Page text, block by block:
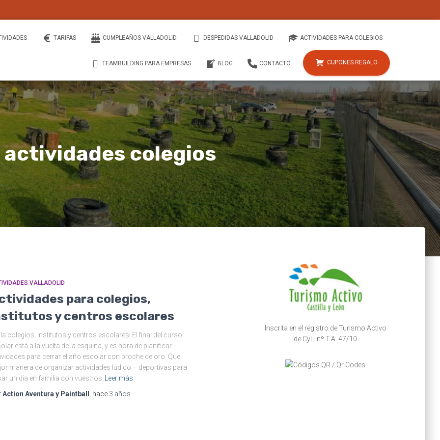
TARIFAS CUMPLEAÑOS VALLADOLID DESPEDIDAS VALLADOLID ACTIVIDADES PARA COLEGIOS
TEAMBUILDING PARA EMPRESAS BLOG CONTACTO CUPONES REGALO
actividades colegios
VALLADOLID
para colegios,
y centros escolares
colegios, institutos y centros escolares! El final del curso
está a la vuelta de la esquina, y es hora de planificar
para cerrar el año escolar con broche de oro. Que
manera de organizar actividades lúdico – deportivas para
un día en familia con vuestros
Leer más
Action Aventura y Paintball , hace 3 años
Inscrita en el registro de Turismo Activo
de CyL. nº T.A. 47/10